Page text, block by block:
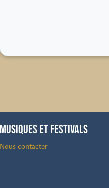
MUSIQUES ET FESTIVALS
Nous contacter